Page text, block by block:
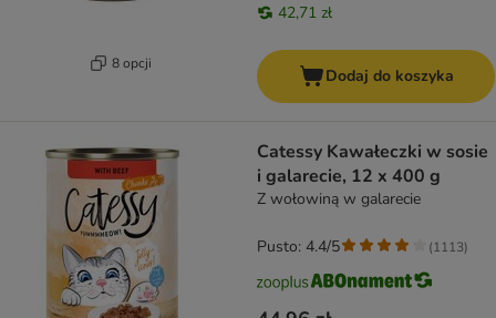
8 opcji
42,71 zł
Dodaj do koszyka
Catessy Kawałeczki w sosie
i galarecie, 12 x 400 g
Z wołowiną w galarecie
Pusto: 4.4/5 (1113)